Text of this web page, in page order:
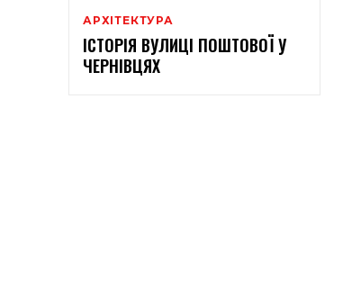
АРХІТЕКТУРА
ІСТОРІЯ ВУЛИЦІ ПОШТОВОЇ У
ЧЕРНІВЦЯХ